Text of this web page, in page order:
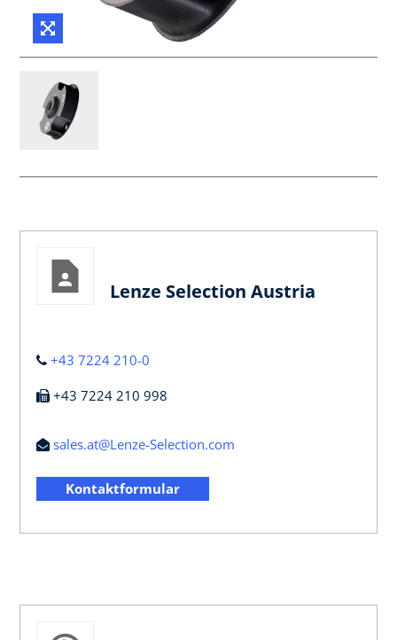
Lenze Selection Austria
+43 7224 210-0
+43 7224 210 998
sales.at@Lenze-Selection.com
Kontaktformular